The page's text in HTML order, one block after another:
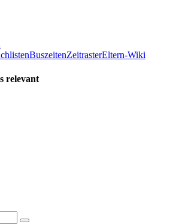
BuszeitenZeitrasterEltern-Wiki
relevant